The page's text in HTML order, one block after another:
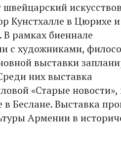
Кунстхалле в Цюрихе и
. В рамках биеннале
с художниками,
выставки
них выставка
«Старые новости»,
Беслане. Выставка
Армении в